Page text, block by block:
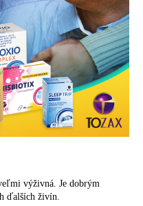
výživná. Je dobrým
ďalších živín.